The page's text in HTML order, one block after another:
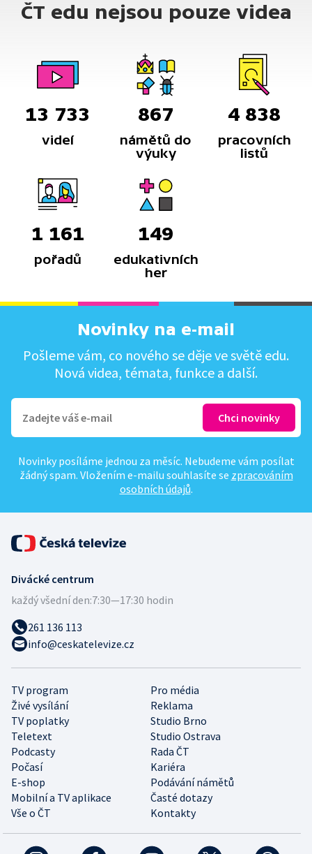
ČT edu nejsou pouze videa
13 733
videí
867
námětů do
výuky
4 838
pracovních
listů
1 161
pořadů
149
edukativních
her
Novinky na e-mail
Pošleme vám, co nového se děje ve světě edu.
Nová videa, témata, funkce a další.
Novinky posíláme jednou za měsíc. Nebudeme vám posílat
žádný spam. Vložením e-mailu souhlasíte se zpracováním
osobních údajů.